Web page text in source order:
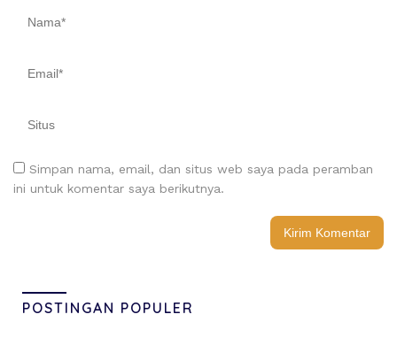
Simpan nama, email, dan situs web saya pada peramban
ini untuk komentar saya berikutnya.
POSTINGAN POPULER